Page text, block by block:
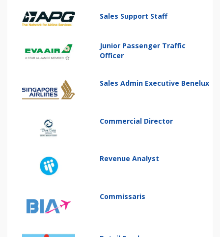
Sales Support Staff
Junior Passenger Traffic
Officer
Sales Admin Executive Benelux
Commercial Director
Revenue Analyst
Commissaris